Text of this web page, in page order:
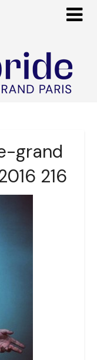
grand
216